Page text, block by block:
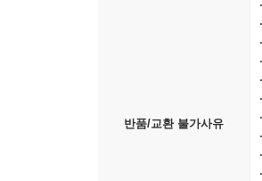
반품/교환 불가사유